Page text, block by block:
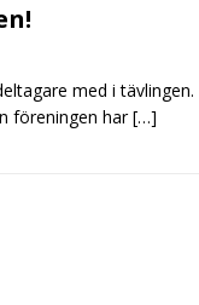
med i tävlingen.
föreningen har[…]